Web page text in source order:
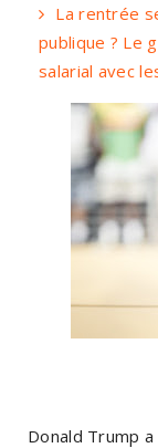
La rentrée
publique ? Le
salarial avec
Donald Trump